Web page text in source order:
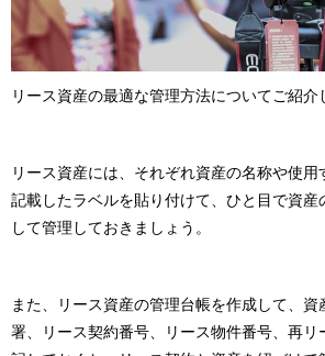
リース資産の最適な管理方法についてご紹介
リース資産には、それぞれ資産の名称や使用
記載したラベルを貼り付けて、ひと目で資産
して管理しておきましょう。
また、リース資産の管理台帳を作成して、
署、リース契約番号、リース物件番号、再リ